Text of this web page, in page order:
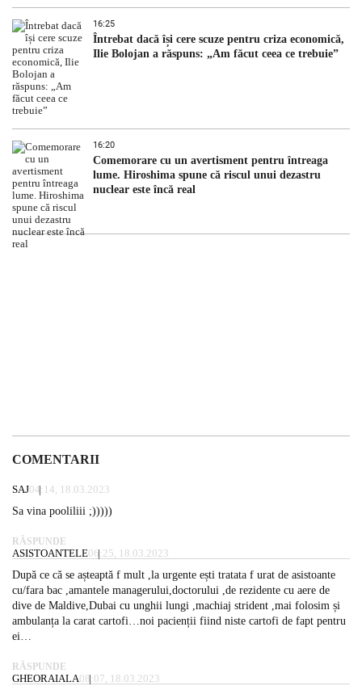
16:25
Întrebat dacă își cere scuze pentru criza economică,
Ilie Bolojan a răspuns: „Am făcut ceea ce trebuie”
16:20
Comemorare cu un avertisment pentru întreaga
lume. Hiroshima spune că riscul unui dezastru
nuclear este încă real
COMENTARII
SAJ04:14, 18.03.2023
Sa vina pooliliii ;)))))
RĂSPUNDE
ASISTOANTELE06:25, 18.03.2023
După ce că se așteaptă f mult ,la urgente ești tratata f urat de asistoante
cu/fara bac ,amantele managerului,doctorului ,de rezidente cu aere de
dive de Maldive,Dubai cu unghii lungi ,machiaj strident ,mai folosim și
ambulanța la carat cartofi…noi pacienții fiind niste cartofi de fapt pentru
ei…
RĂSPUNDE
GHEORAIALA08:07, 18.03.2023